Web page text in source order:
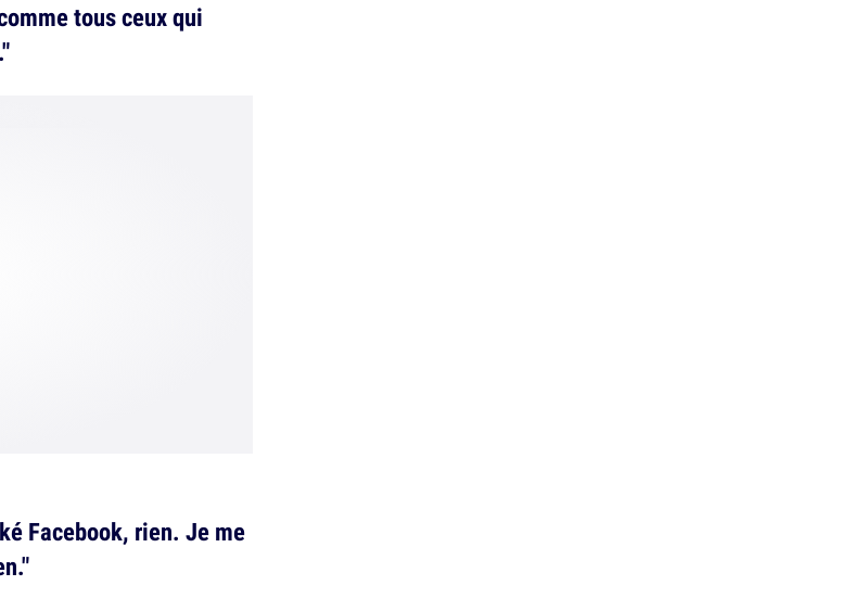
tous ceux qui
Facebook, rien. Je me